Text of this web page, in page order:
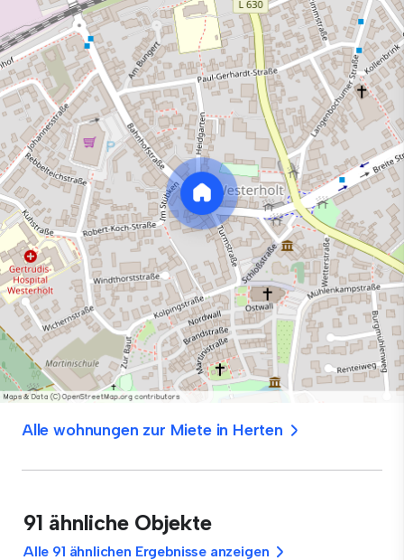
Alle wohnungen zur Miete in Herten
91 ähnliche Objekte
Alle 91 ähnlichen Ergebnisse anzeigen